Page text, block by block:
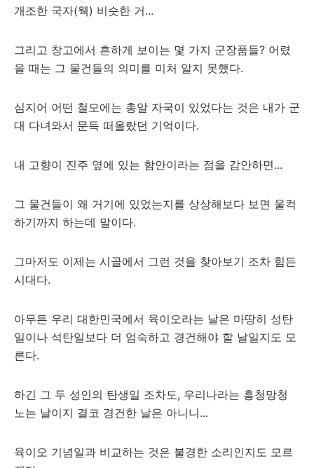
개조한 국자(웩) 비슷한 거...
그리고 창고에서 흔하게 보이는 몇 가지 군장품들? 어렸
을 때는 그 물건들의 의미를 미처 알지 못했다.
심지어 어떤 철모에는 총알 자국이 있었다는 것은 내가 군
대 다녀와서 문득 떠올랐던 기억이다.
내 고향이 진주 옆에 있는 함안이라는 점을 감안하면...
그 물건들이 왜 거기에 있었는지를 상상해보다 보면 울컥
하기까지 하는데 말이다.
그마저도 이제는 시골에서 그런 것을 찾아보기 조차 힘든
시대다.
아무튼 우리 대한민국에서 육이오라는 날은 마땅히 성탄
일이나 석탄일보다 더 엄숙하고 경건해야 할 날일지도 모
른다.
하긴 그 두 성인의 탄생일 조차도, 우리나라는 흥청망청
노는 날이지 결코 경건한 날은 아니니...
육이오 기념일과 비교하는 것은 불경한 소리인지도 모르